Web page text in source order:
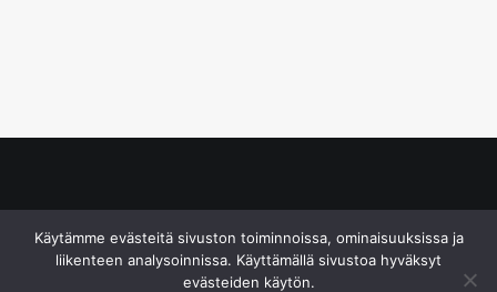
Käytämme evästeitä sivuston toiminnoissa, ominaisuuksissa ja
liikenteen analysoinnissa. Käyttämällä sivustoa hyväksyt
evästeiden käytön.